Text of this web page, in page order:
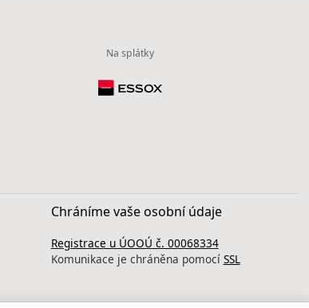
Na splátky
Chráníme vaše osobní údaje
Registrace u ÚOOÚ č. 00068334
Komunikace je chráněna pomocí SSL